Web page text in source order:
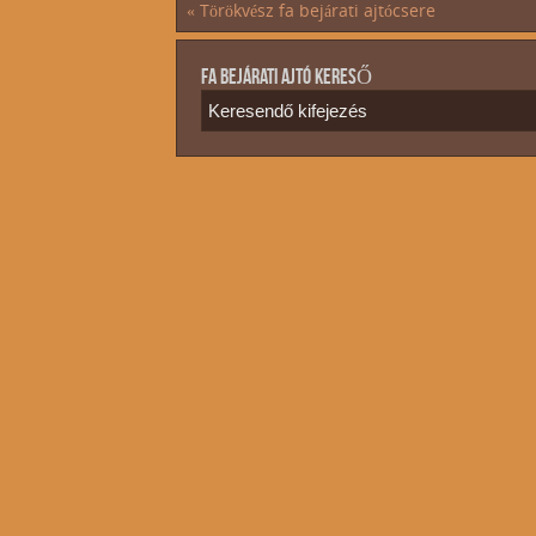
« Törökvész fa bejárati ajtócsere
FA BEJÁRATI AJTÓ KERESŐ